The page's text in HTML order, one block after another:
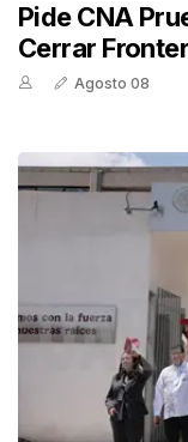
Pide CNA
Cerrar
Agosto 08